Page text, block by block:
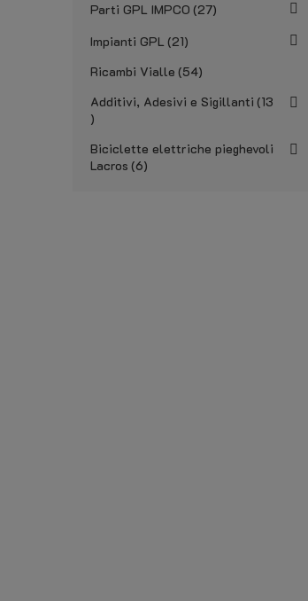
Parti GPL IMPCO 27
Impianti GPL 21
Ricambi Vialle 54
Additivi, Adesivi e Sigillanti 13
Biciclette elettriche pieghevoli
Lacros 6